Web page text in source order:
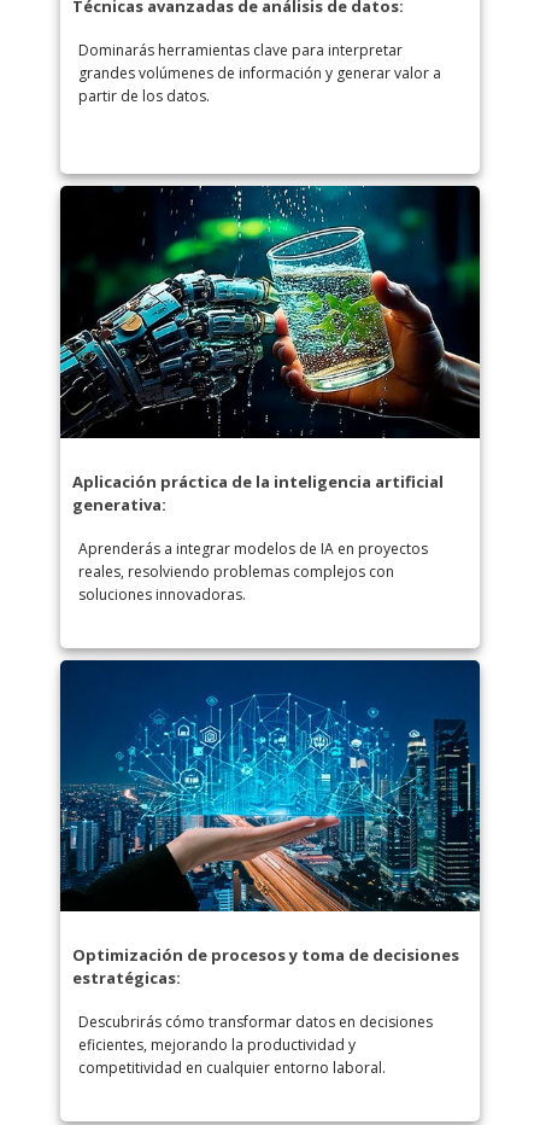
Técnicas avanzadas de análisis de datos:
Dominarás herramientas clave para interpretar
grandes volúmenes de información y generar valor a
partir de los datos.
Aplicación práctica de la inteligencia artificial
generativa:
Aprenderás a integrar modelos de IA en proyectos
reales, resolviendo problemas complejos con
soluciones innovadoras.
Optimización de procesos y toma de decisiones
estratégicas:
Descubrirás cómo transformar datos en decisiones
eficientes, mejorando la productividad y
competitividad en cualquier entorno laboral.